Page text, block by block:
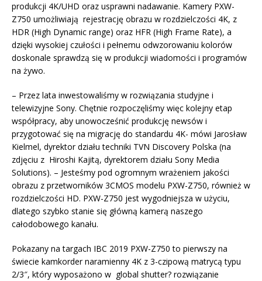
produkcji 4K/UHD oraz usprawni nadawanie. Kamery PXW-
Z750 umożliwiają rejestrację obrazu w rozdzielczości 4K, z
HDR (High Dynamic range) oraz HFR (High Frame Rate), a
dzięki wysokiej czułości i pełnemu odwzorowaniu kolorów
doskonale sprawdzą się w produkcji wiadomości i programów
na żywo.
– Przez lata inwestowaliśmy w rozwiązania studyjne i
telewizyjne Sony. Chętnie rozpoczęliśmy więc kolejny etap
współpracy, aby unowocześnić produkcję newsów i
przygotować się na migrację do standardu 4K- mówi Jarosław
Kielmel, dyrektor działu techniki TVN Discovery Polska (na
zdjęciu z Hiroshi Kajitą, dyrektorem działu Sony Media
Solutions). – Jesteśmy pod ogromnym wrażeniem jakości
obrazu z przetworników 3CMOS modelu PXW-Z750, również w
rozdzielczości HD. PXW-Z750 jest wygodniejsza w użyciu,
dlatego szybko stanie się główną kamerą naszego
całodobowego kanału.
Pokazany na targach IBC 2019 PXW-Z750 to pierwszy na
świecie kamkorder naramienny 4K z 3-czipową matrycą typu
2/3″, który wyposażono w global shutter? rozwiązanie